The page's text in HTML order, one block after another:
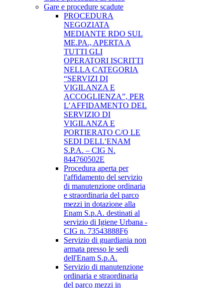
Gare e procedure scadute
PROCEDURA
NEGOZIATA
MEDIANTE RDO SUL
ME.PA., APERTA A
TUTTI GLI
OPERATORI ISCRITTI
NELLA CATEGORIA
“SERVIZI DI
VIGILANZA E
ACCOGLIENZA”, PER
L’AFFIDAMENTO DEL
SERVIZIO DI
VIGILANZA E
PORTIERATO C/O LE
SEDI DELL’ENAM
S.P.A. – CIG N.
844760502E
Procedura aperta per
l'affidamento del servizio
di manutenzione ordinaria
e straordinaria del parco
mezzi in dotazione alla
Enam S.p.A. destinati al
servizio di Igiene Urbana -
CIG n. 73543888F6
Servizio di guardiania non
armata presso le sedi
dell'Enam S.p.A.
Servizio di manutenzione
ordinaria e straordinaria
del parco mezzi in